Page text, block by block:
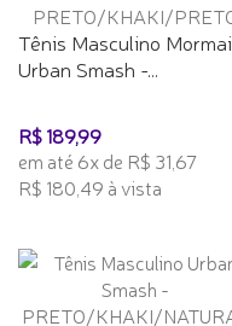
Tênis Masculino Mormai
Urban Smash -...
R$ 189,99
em até 6x de R$ 31,67
R$ 180,49 à vista